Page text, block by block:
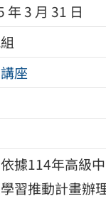
年 3 月 31 日
座
據114年高級
習推動計畫辦